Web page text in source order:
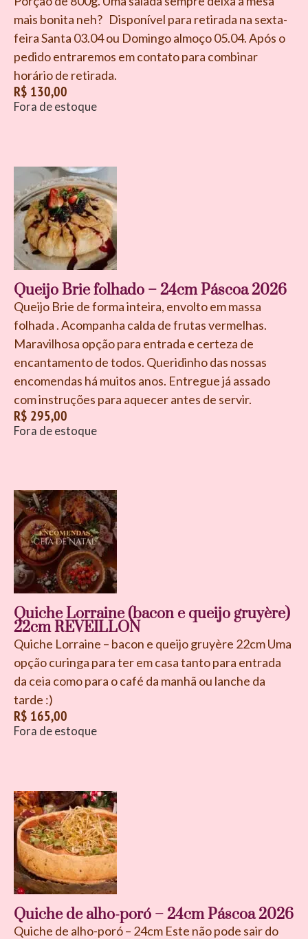
mais bonita neh? Disponível para retirada na sexta-
feira Santa 03.04 ou Domingo almoço 05.04. Após o
pedido entraremos em contato para combinar
horário de retirada.
R$ 130,00
Fora de estoque
Queijo Brie folhado – 24cm Páscoa 2026
Queijo Brie de forma inteira, envolto em massa
folhada . Acompanha calda de frutas vermelhas.
Maravilhosa opção para entrada e certeza de
encantamento de todos. Queridinho das nossas
encomendas há muitos anos. Entregue já assado
com instruções para aquecer antes de servir.
R$ 295,00
Fora de estoque
Quiche Lorraine (bacon e queijo gruyère)
22cm REVEILLON
Quiche Lorraine – bacon e queijo gruyère 22cm Uma
opção curinga para ter em casa tanto para entrada
da ceia como para o café da manhã ou lanche da
tarde :)
R$ 165,00
Fora de estoque
Quiche de alho-poró – 24cm Páscoa 2026
Quiche de alho-poró – 24cm Este não pode sair do